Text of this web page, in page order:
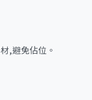
,避免佔位。